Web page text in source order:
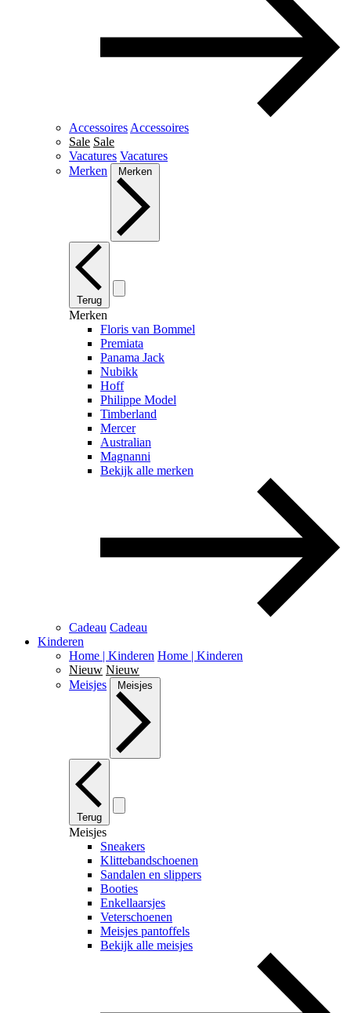
Accessoires Accessoires
Sale Sale
Vacatures Vacatures
Merken
Merken
Terug
Merken
Floris van Bommel
Premiata
Panama Jack
Nubikk
Hoff
Philippe Model
Timberland
Mercer
Australian
Magnanni
Bekijk alle merken
Cadeau Cadeau
Kinderen
Home | Kinderen Home | Kinderen
Nieuw Nieuw
Meisjes
Meisjes
Terug
Meisjes
Sneakers
Klittebandschoenen
Sandalen en slippers
Booties
Enkellaarsjes
Veterschoenen
Meisjes pantoffels
Bekijk alle meisjes